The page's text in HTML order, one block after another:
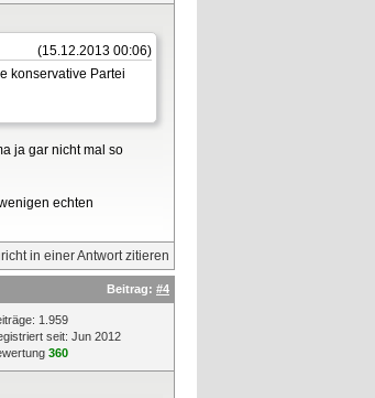
(15.12.2013 00:06)
konservative Partei
ja gar nicht mal so
echten
Beitrag: #4
1.959
seit: Jun 2012
360